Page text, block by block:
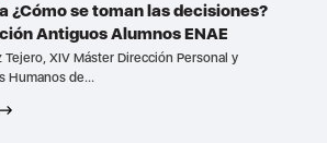
¿Cómo se toman las decisiones?
Antiguos Alumnos ENAE
Tejero, XIV Máster Dirección Personal y
Humanos de...